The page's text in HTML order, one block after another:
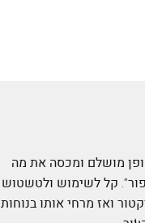
מושלם ומכסה את מה
קל לשימוש ולטשטוש
ואז מרחי אותו בנוחות.